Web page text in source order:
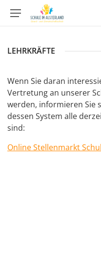
LEHRKRÄFTE
Wenn Sie daran
Vertretung an unserer
werden, informieren Sie
dessen System alle
sind:
Online Stellenmarkt